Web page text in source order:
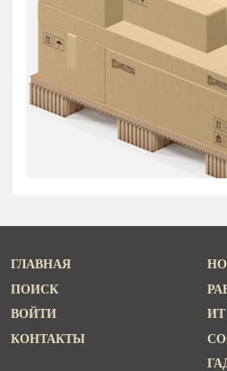
ГЛАВНАЯ
ПОИСК
ВОЙТИ
КОНТАКТЫ
ИТ